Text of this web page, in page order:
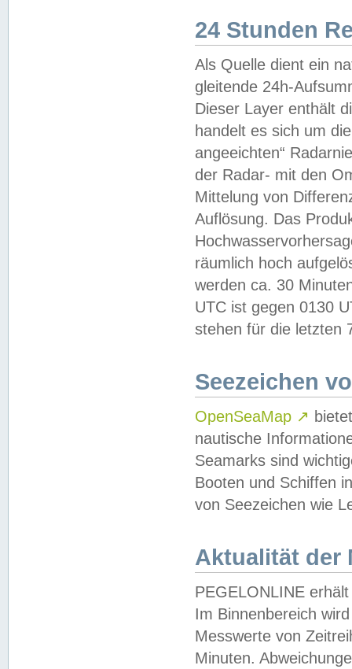
24 Stunden
Als Quelle dient ein
gleitende 24h-
Dieser Layer enthält
handelt es sich um
angeeichten“
der Radar- mit den
Mittelung von
Auflösung. Das
räumlich hoch
werden ca. 30
UTC ist gegen 0130
stehen für die letzten
Seezeichen
OpenSeaMap ↗
nautische
Seamarks sind
Booten und Schiffen
von Seezeichen wie
Aktualität der
PEGELONLINE
Im Binnenbereich
Messwerte von
Minuten.